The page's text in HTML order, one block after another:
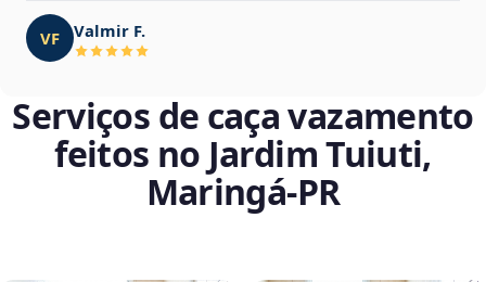
VF Valmir F.
Serviços de caça vazamento
feitos no Jardim Tuiuti,
Maringá‑PR